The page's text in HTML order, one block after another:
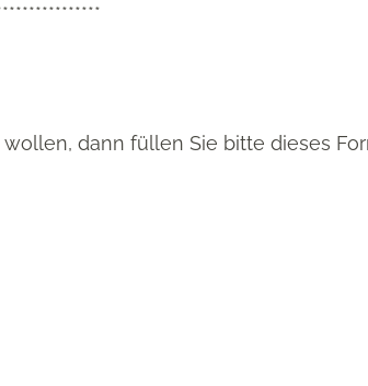
dann füllen Sie bitte dieses